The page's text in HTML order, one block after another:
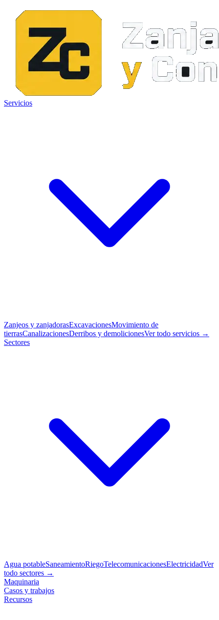
Servicios
Zanjeos y zanjadorasExcavacionesMovimiento de
tierrasCanalizacionesDerribos y demolicionesVer todo servicios →
Sectores
Agua potableSaneamientoRiegoTelecomunicacionesElectricidadVer
todo sectores →
Maquinaria
Casos y trabajos
Recursos